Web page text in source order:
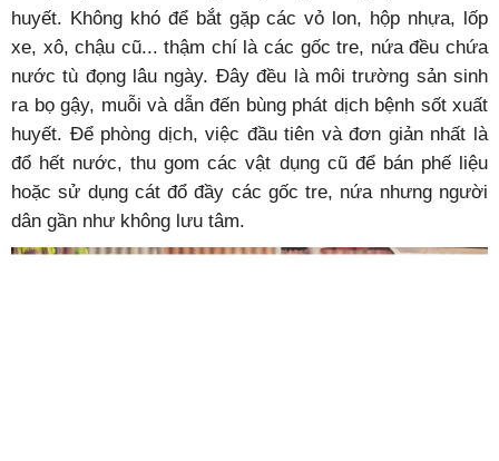
huyết. Không khó để bắt gặp các vỏ lon, hộp nhựa, lốp
xe, xô, chậu cũ... thậm chí là các gốc tre, nứa đều chứa
nước tù đọng lâu ngày. Đây đều là môi trường sản sinh
ra bọ gậy, muỗi và dẫn đến bùng phát dịch bệnh sốt xuất
huyết. Để phòng dịch, việc đầu tiên và đơn giản nhất là
đổ hết nước, thu gom các vật dụng cũ để bán phế liệu
hoặc sử dụng cát đổ đầy các gốc tre, nứa nhưng người
dân gần như không lưu tâm.